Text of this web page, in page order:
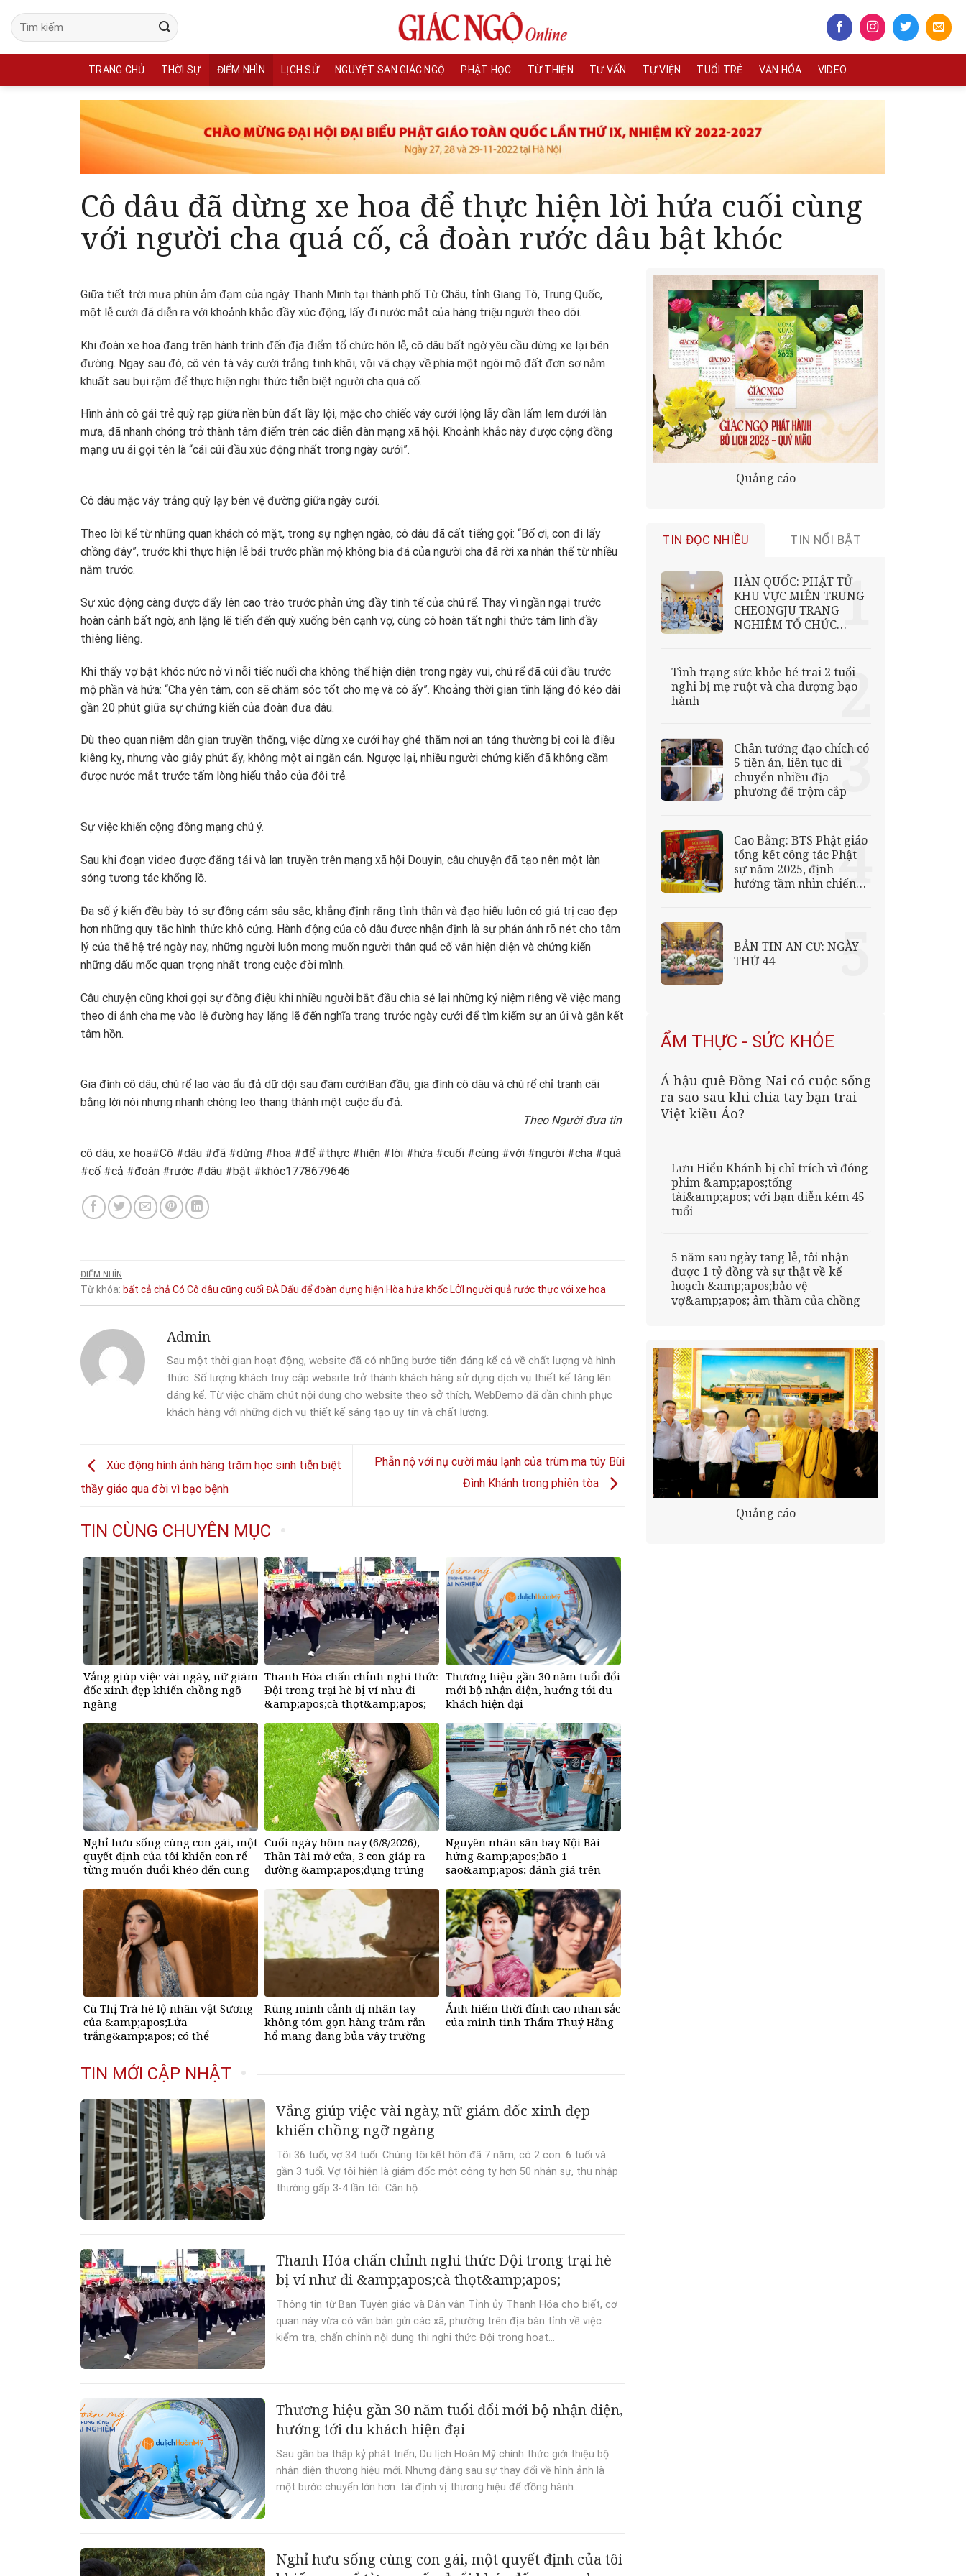
content
TRANG CHỦ THỜI SỰ ĐIỂM NHÌN LỊCH SỬ NGUYỆT SAN GIÁC NGỘ PHẬT HỌC TỪ THIỆN TƯ VẤN TỰ VIỆN TUỔI TRẺ VĂN HÓA VIDEO
Cô dâu đã dừng xe hoa để thực hiện lời hứa cuối cùng
với người cha quá cố, cả đoàn rước dâu bật khóc
Giữa tiết trời mưa phùn ảm đạm của ngày Thanh Minh tại thành phố Từ Châu, tỉnh Giang Tô, Trung Quốc,
một lễ cưới đã diễn ra với khoảnh khắc đầy xúc động, lấy đi nước mắt của hàng triệu người theo dõi.
Khi đoàn xe hoa đang trên hành trình đến địa điểm tổ chức hôn lễ, cô dâu bất ngờ yêu cầu dừng xe lại bên
đường. Ngay sau đó, cô vén tà váy cưới trắng tinh khôi, vội vã chạy về phía một ngôi mộ đất đơn sơ nằm
khuất sau bụi rậm để thực hiện nghi thức tiễn biệt người cha quá cố.
Hình ảnh cô gái trẻ quỳ rạp giữa nền bùn đất lầy lội, mặc cho chiếc váy cưới lộng lẫy dần lấm lem dưới làn
mưa, đã nhanh chóng trở thành tâm điểm trên các diễn đàn mạng xã hội. Khoảnh khắc này được cộng đồng
mạng ưu ái gọi tên là “cái cúi đầu xúc động nhất trong ngày cưới”.
Cô dâu mặc váy trắng quỳ lạy bên vệ đường giữa ngày cưới.
Theo lời kể từ những quan khách có mặt, trong sự nghẹn ngào, cô dâu đã cất tiếng gọi: “Bố ơi, con đi lấy
chồng đây”, trước khi thực hiện lễ bái trước phần mộ không bia đá của người cha đã rời xa nhân thế từ nhiều
năm trước.
Sự xúc động càng được đẩy lên cao trào trước phản ứng đầy tinh tế của chú rể. Thay vì ngần ngại trước
hoàn cảnh bất ngờ, anh lặng lẽ tiến đến quỳ xuống bên cạnh vợ, cùng cô hoàn tất nghi thức tâm linh đầy
thiêng liêng.
Khi thấy vợ bật khóc nức nở vì nỗi tiếc nuối cha không thể hiện diện trong ngày vui, chú rể đã cúi đầu trước
mộ phần và hứa: “Cha yên tâm, con sẽ chăm sóc tốt cho mẹ và cô ấy”. Khoảng thời gian tĩnh lặng đó kéo dài
gần 20 phút giữa sự chứng kiến của đoàn đưa dâu.
Dù theo quan niệm dân gian truyền thống, việc dừng xe cưới hay ghé thăm nơi an táng thường bị coi là điều
kiêng kỵ, nhưng vào giây phút ấy, không một ai ngăn cản. Ngược lại, nhiều người chứng kiến đã không cầm
được nước mắt trước tấm lòng hiếu thảo của đôi trẻ.
Sự việc khiến cộng đồng mạng chú ý.
Sau khi đoạn video được đăng tải và lan truyền trên mạng xã hội Douyin, câu chuyện đã tạo nên một làn
sóng tương tác khổng lồ.
Đa số ý kiến đều bày tỏ sự đồng cảm sâu sắc, khẳng định rằng tình thân và đạo hiếu luôn có giá trị cao đẹp
hơn những quy tắc hình thức khô cứng. Hành động của cô dâu được nhận định là sự phản ánh rõ nét cho tâm
lý của thế hệ trẻ ngày nay, những người luôn mong muốn người thân quá cố vẫn hiện diện và chứng kiến
những dấu mốc quan trọng nhất trong cuộc đời mình.
Câu chuyện cũng khơi gợi sự đồng điệu khi nhiều người bắt đầu chia sẻ lại những kỷ niệm riêng về việc mang
theo di ảnh cha mẹ vào lễ đường hay lặng lẽ đến nghĩa trang trước ngày cưới để tìm kiếm sự an ủi và gắn kết
tâm hồn.
Gia đình cô dâu, chú rể lao vào ẩu đả dữ dội sau đám cướiBan đầu, gia đình cô dâu và chú rể chỉ tranh cãi
bằng lời nói nhưng nhanh chóng leo thang thành một cuộc ẩu đả.
Theo Người đưa tin
cô dâu, xe hoa#Cô #dâu #đã #dừng #hoa #để #thực #hiện #lời #hứa #cuối #cùng #với #người #cha #quá
#cố #cả #đoàn #rước #dâu #bật #khóc1778679646
ĐIỂM NHÌN
Từ khóa: bất cả chả Có Cô dâu cũng cuối ĐÀ Dấu đểđoàn dựng hiện Hòa hứa khốc LỜI người quả rước thựcvới xe hoa
Admin
Sau một thời gian hoạt động, website đã có những bước tiến đáng kể cả về chất lượng và hình
thức. Số lượng khách truy cập website trở thành khách hàng sử dụng dịch vụ thiết kế tăng lên
đáng kể. Từ việc chăm chút nội dung cho website theo sở thích, WebDemo đã dần chinh phục
khách hàng với những dịch vụ thiết kế sáng tạo uy tín và chất lượng.
Xúc động hình ảnh hàng trăm học sinh tiễn biệt
thầy giáo qua đời vì bạo bệnh
Phẫn nộ với nụ cười máu lạnh của trùm ma túy Bùi
Đình Khánh trong phiên tòa
TIN CÙNG CHUYÊN MỤC
Vắng giúp việc vài ngày, nữ giám
đốc xinh đẹp khiến chồng ngỡ
ngàng
Thanh Hóa chấn chỉnh nghi thức
Đội trong trại hè bị ví như đi
&amp;apos;cà thọt&amp;apos;
Thương hiệu gần 30 năm tuổi đổi
mới bộ nhận diện, hướng tới du
khách hiện đại
Nghỉ hưu sống cùng con gái, một
quyết định của tôi khiến con rể
từng muốn đuổi khéo đến cung
Cuối ngày hôm nay (6/8/2026),
Thần Tài mở cửa, 3 con giáp ra
đường &amp;apos;đụng trúng
đếm tiền, giàu nứt đố đổ vách
Nguyên nhân sân bay Nội Bài
hứng &amp;apos;bão 1
sao&amp;apos; đánh giá trên
Cù Thị Trà hé lộ nhân vật Sương
của &amp;apos;Lửa
trắng&amp;apos; có thể
nào&amp;apos;
Rùng mình cảnh dị nhân tay
không tóm gọn hàng trăm rắn
hổ mang đang bủa vây trường
Ảnh hiếm thời đỉnh cao nhan sắc
của minh tinh Thẩm Thuý Hằng
TIN MỚI CẬP NHẬT
Vắng giúp việc vài ngày, nữ giám đốc xinh đẹp
khiến chồng ngỡ ngàng
Tôi 36 tuổi, vợ 34 tuổi. Chúng tôi kết hôn đã 7 năm, có 2 con: 6 tuổi và
gần 3 tuổi. Vợ tôi hiện là giám đốc một công ty hơn 50 nhân sự, thu nhập
thường gấp 3-4 lần tôi. Căn hộ...
Thanh Hóa chấn chỉnh nghi thức Đội trong trại hè
bị ví như đi &amp;apos;cà thọt&amp;apos;
Thông tin từ Ban Tuyên giáo và Dân vận Tỉnh ủy Thanh Hóa cho biết, cơ
quan này vừa có văn bản gửi các xã, phường trên địa bàn tỉnh về việc
kiểm tra, chấn chỉnh nội dung thi nghi thức Đội trong hoạt...
Thương hiệu gần 30 năm tuổi đổi mới bộ nhận diện,
hướng tới du khách hiện đại
Sau gần ba thập kỷ phát triển, Du lịch Hoàn Mỹ chính thức giới thiệu bộ
nhận diện thương hiệu mới. Nhưng đằng sau sự thay đổi về hình ảnh là
một bước chuyển lớn hơn: tái định vị thương hiệu để đồng hành...
Nghỉ hưu sống cùng con gái, một quyết định của tôi
Quảng cáo
TIN ĐỌC NHIỀU TIN NỔI BẬT
HÀN QUỐC: PHẬT TỬ
KHU VỰC MIỀN TRUNG
CHEONGJU TRANG
NGHIÊM TỔ CHỨC
HUỆ CHIẾU
Tình trạng sức khỏe bé trai 2 tuổi
nghi bị mẹ ruột và cha dượng bạo
hành
Chân tướng đạo chích có
5 tiền án, liên tục di
chuyển nhiều địa
phương để trộm cắp
Cao Bằng: BTS Phật giáo
tổng kết công tác Phật
sự năm 2025, định
hướng tầm nhìn chiến
BẢN TIN AN CƯ: NGÀY
THỨ 44
ẨM THỰC - SỨC KHỎE
Á hậu quê Đồng Nai có cuộc sống
ra sao sau khi chia tay bạn trai
Việt kiều Áo?
Lưu Hiểu Khánh bị chỉ trích vì đóng
phim &amp;apos;tổng
tài&amp;apos; với bạn diễn kém 45
tuổi
5 năm sau ngày tang lễ, tôi nhận
được 1 tỷ đồng và sự thật về kế
hoạch &amp;apos;bảo vệ
vợ&amp;apos; âm thầm của chồng
Quảng cáo